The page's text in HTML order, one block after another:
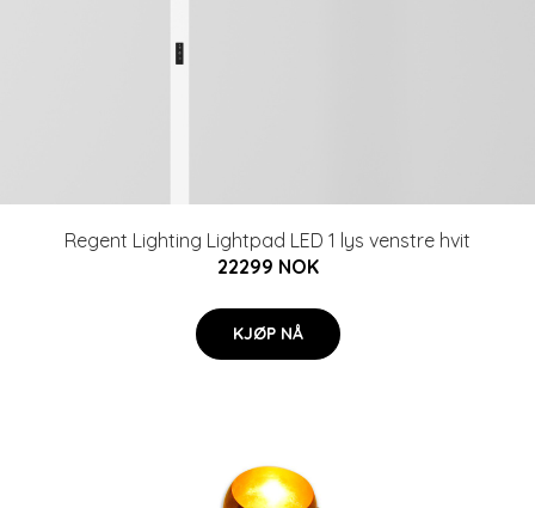
Regent Lighting Lightpad LED 1 lys venstre hvit
22299 NOK
KJØP NÅ